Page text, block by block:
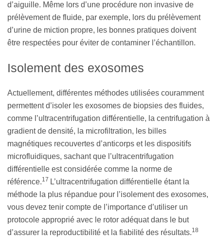
d’aiguille. Même lors d’une procédure non invasive de
prélèvement de fluide, par exemple, lors du prélèvement
d’urine de miction propre, les bonnes pratiques doivent
être respectées pour éviter de contaminer l’échantillon.
Isolement des exosomes
Actuellement, différentes méthodes utilisées couramment
permettent d’isoler les exosomes de biopsies des fluides,
comme l’ultracentrifugation différentielle, la centrifugation à
gradient de densité, la microfiltration, les billes
magnétiques recouvertes d’anticorps et les dispositifs
microfluidiques, sachant que l’ultracentrifugation
différentielle est considérée comme la norme de
référence.17 L’ultracentrifugation différentielle étant la
méthode la plus répandue pour l’isolement des exosomes,
vous devez tenir compte de l’importance d’utiliser un
protocole approprié avec le rotor adéquat dans le but
d’assurer la reproductibilité et la fiabilité des résultats.18